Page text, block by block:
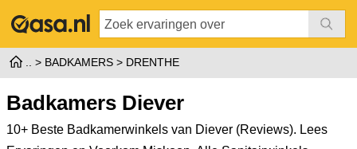
BADKAMERS DRENTHE
Badkamers Diever
10+ Beste Badkamerwinkels van Diever (Reviews). Lees